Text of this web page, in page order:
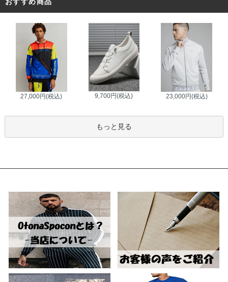
おすすめ商品
27,000円(税込) 9,700円(税込) 23,000円(税込)
もっと見る